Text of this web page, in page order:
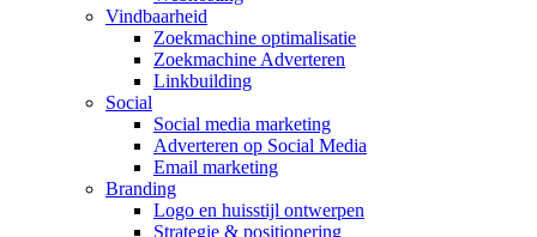
Vindbaarheid
Zoekmachine optimalisatie
Zoekmachine Adverteren
Linkbuilding
Social
Social media marketing
Adverteren op Social Media
Email marketing
Branding
Logo en huisstijl ontwerpen
Strategie & positionering